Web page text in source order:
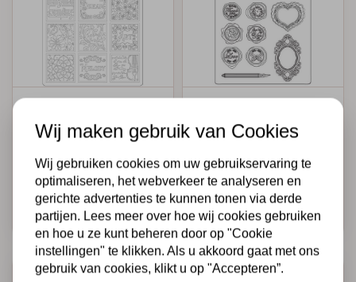
Soft Mould A5 -
Passion patchwork
music
€3,50 €2,00 Op voorraad
Snel toevoegen
Soft Mould A5 -
Shabby Rose
letters and seals
€3,95 €2,50 Op voorraad
Snel toevoegen
-37%
-37% -20%
-20%
Wij maken gebruik van Cookies
Wij gebruiken cookies om uw gebruikservaring te
optimaliseren, het webverkeer te analyseren en
gerichte advertenties te kunnen tonen via derde
partijen. Lees meer over hoe wij cookies gebruiken
en hoe u ze kunt beheren door op "Cookie
instellingen" te klikken. Als u akkoord gaat met ons
gebruik van cookies, klikt u op "Accepteren”.